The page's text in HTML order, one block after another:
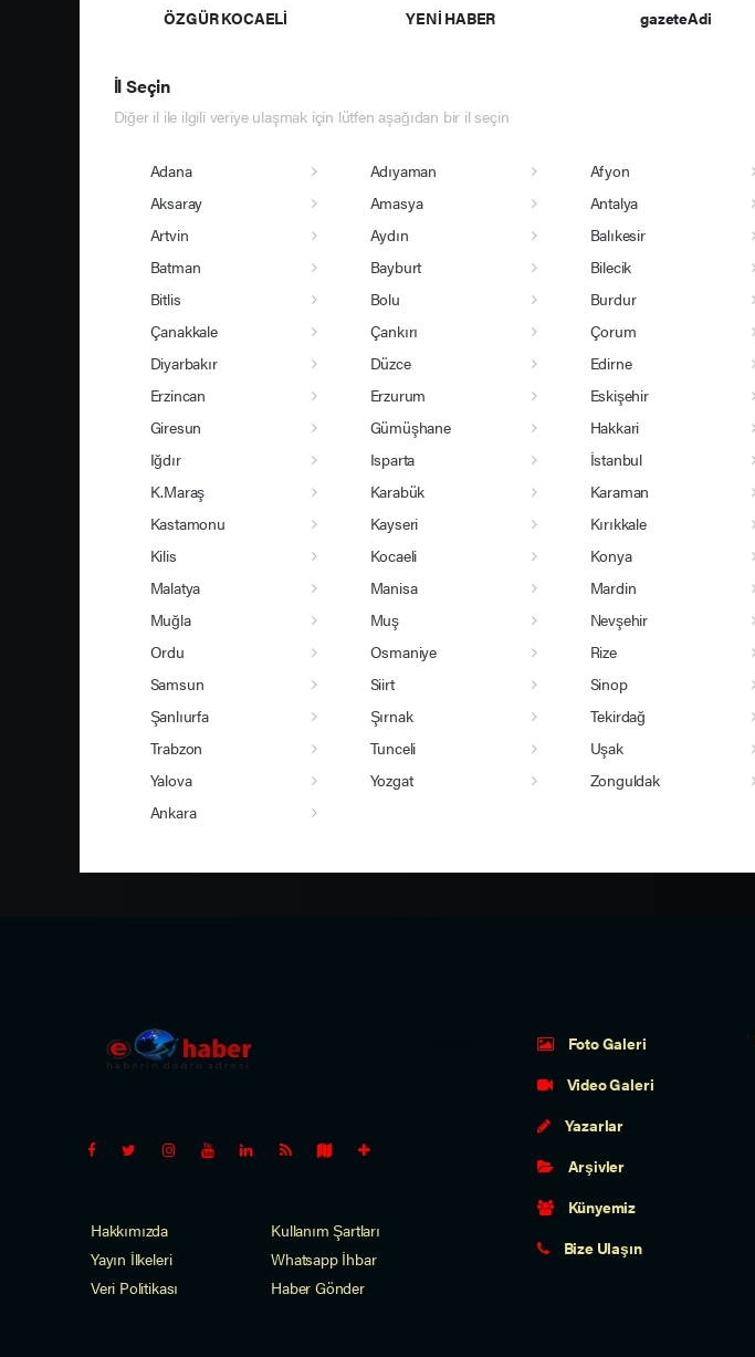
ÖZGÜR KOCAELİ YENİ HABER gazeteAdi
İl Seçin
Diğer il ile ilgili veriye ulaşmak için lütfen aşağıdan bir il seçin
Adana Adıyaman Afyon
Aksaray
Amasya Antalya
Artvin
Aydın Balıkesir
Batman
Bayburt Bilecik
Bitlis
Bolu Burdur
Çanakkale
Çankırı Çorum
Diyarbakır
Düzce Edirne
Erzincan
Erzurum Eskişehir
Giresun
Gümüşhane Hakkari
Iğdır
Isparta İstanbul
K.Maraş
Karabük Karaman
Kastamonu
Kayseri Kırıkkale
Kilis
Kocaeli Konya
Malatya
Manisa Mardin
Muğla
Muş Nevşehir
Ordu
Osmaniye Rize
Samsun
Siirt Sinop
Şanlıurfa
Şırnak Tekirdağ
Trabzon
Tunceli Uşak
Yalova
Yozgat Zonguldak
Ankara
Hakkımızda
Yayın İlkeleri
Veri Politikası
Kullanım Şartları
Whatsapp İhbar
Haber Gönder
Foto Galeri
Video Galeri
Yazarlar
Arşivler
Künyemiz
Bize Ulaşın